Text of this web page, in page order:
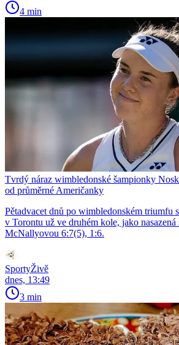
4 min
Tvrdý náraz wimbledonské šampionky
od průměrné Američanky
Pětadvacet dnů po wimbledonském triumfu
v Torontu už ve druhém kole, jako nasazená
McNallyovou 6:7(5), 1:6.
SportyŽivě
dnes, 13:49
3 min